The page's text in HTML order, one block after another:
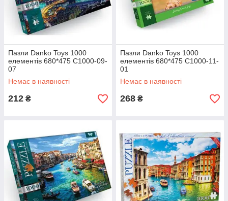
Пазли Danko Toys 1000
елементів 680*475 C1000-09-
07
Немає в наявності
212 ₴
Пазли Danko Toys 1000
елементів 680*475 C1000-11-
01
Немає в наявності
268 ₴